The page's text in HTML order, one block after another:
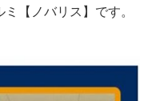
【ノバリス】です。